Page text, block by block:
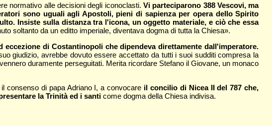
normativo alle decisioni degli iconoclasti. Vi parteciparono 388 Vescovi, ma
sono uguali agli Apostoli, pieni di sapienza per opera dello Spirito
Insiste sulla distanza tra l'icona, un oggetto materiale, e ciò che essa
soltanto da un editto imperiale, diventava dogma di tutta la Chiesa».
di Costantinopoli che dipendeva direttamente dall'imperatore.
giudizio, avrebbe dovuto essere accettato da tutti i suoi sudditi compresa la
duramente perseguitati. Merita ricordare Stefano il Giovane, un monaco
consenso di papa Adriano I, a convocare il concilio di Nicea II del 787 che,
la Trinità ed i santicome dogma della Chiesa indivisa.